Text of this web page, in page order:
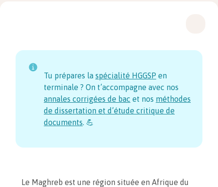
Tu prépares la spécialité HGGSP en
terminale ? On t’accompagne avec nos
annales corrigées de bac et nos méthodes
de dissertation et d’étude critique de
documents. 💪
Le Maghreb est une région située en Afrique du